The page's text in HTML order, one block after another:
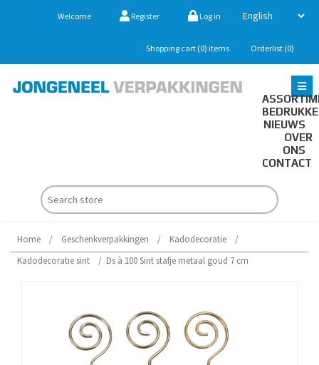
Welcome Register Log in
Shopping cart (0) items Orderlist (0)
NIEUWS
OVER
ONS
CONTACT
Home / Geschenkverpakkingen / Kadodecoratie
/
Kadodecoratie sint
/ Ds à 100 Sint stafje metaal goud 7 cm